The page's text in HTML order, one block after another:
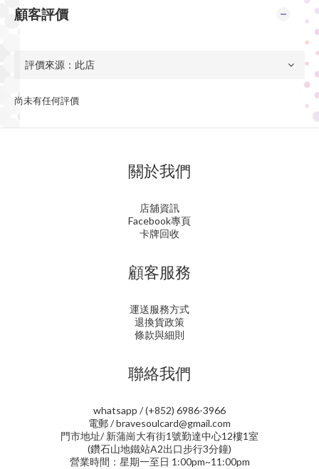
顧客評價
尚未有任何評價
關於我們
店舖資訊
Facebook專頁
卡牌回收
顧客服務
運送服務方式
退換貨政策
條款與細則
聯絡我們
whatsapp / (+852) 6986-3966
電郵 / bravesoulcard@gmail.com
門市地址/ 新蒲崗大有街1號勤達中心12樓1室
(鑽石山地鐵站A2出口步行3分鐘)
營業時間：星期一至日 1:00pm~11:00pm